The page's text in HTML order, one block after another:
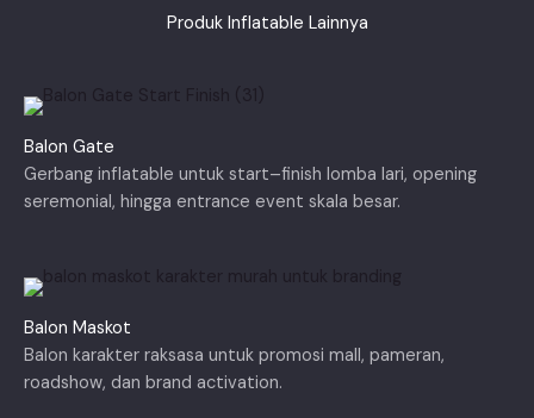
Produk Inflatable Lainnya
Balon Gate
Gerbang inflatable untuk start–finish lomba lari, opening
seremonial, hingga entrance event skala besar.
Balon Maskot
Balon karakter raksasa untuk promosi mall, pameran,
roadshow, dan brand activation.